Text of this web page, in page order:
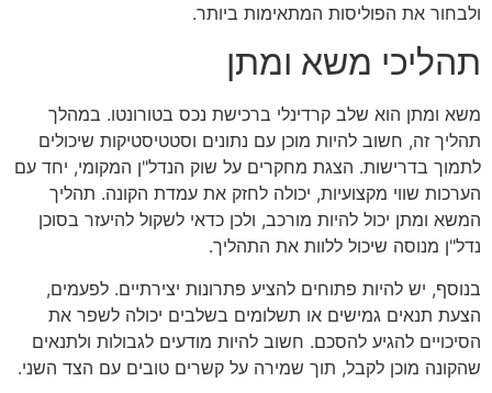
ולבחור את הפוליסות המתאימות ביותר.
תהליכי משא ומתן
משא ומתן הוא שלב קרדינלי ברכישת נכס בטורונטו. במהלך
תהליך זה, חשוב להיות מוכן עם נתונים וסטטיסטיקות שיכולים
לתמוך בדרישות. הצגת מחקרים על שוק הנדל"ן המקומי, יחד עם
הערכות שווי מקצועיות, יכולה לחזק את עמדת הקונה. תהליך
המשא ומתן יכול להיות מורכב, ולכן כדאי לשקול להיעזר בסוכן
נדל"ן מנוסה שיכול ללוות את התהליך.
בנוסף, יש להיות פתוחים להציע פתרונות יצירתיים. לפעמים,
הצעת תנאים גמישים או תשלומים בשלבים יכולה לשפר את
הסיכויים להגיע להסכם. חשוב להיות מודעים לגבולות ולתנאים
שהקונה מוכן לקבל, תוך שמירה על קשרים טובים עם הצד השני.